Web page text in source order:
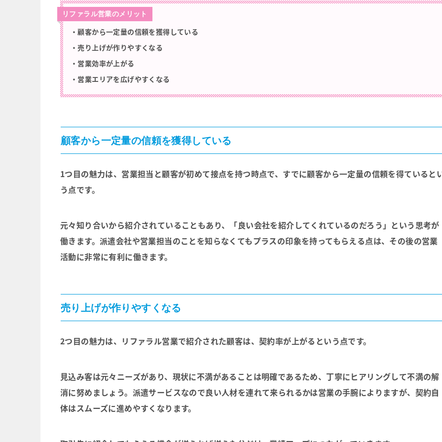
リファラル営業のメリット
・顧客から一定量の信頼を獲得している
・売り上げが作りやすくなる
・営業効率が上がる
・営業エリアを広げやすくなる
顧客から一定量の信頼を獲得している
1つ目の魅力は、営業担当と顧客が初めて接点を持つ時点で、すでに顧客から一定量の信頼を得ていると
う点です。
元々知り合いから紹介されていることもあり、「良い会社を紹介してくれているのだろう」という思考が
働きます。派遣会社や営業担当のことを知らなくてもプラスの印象を持ってもらえる点は、その後の営業
活動に非常に有利に働きます。
売り上げが作りやすくなる
2つ目の魅力は、リファラル営業で紹介された顧客は、契約率が上がるという点です。
見込み客は元々ニーズがあり、現状に不満があることは明確であるため、丁寧にヒアリングして不満の解
消に努めましょう。派遣サービスなので良い人材を連れて来られるかは営業の手腕によりますが、契約自
体はスムーズに進めやすくなります。